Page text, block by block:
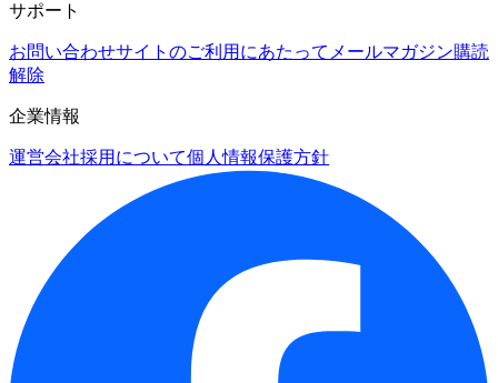
サポート
お問い合わせサイトのご利用にあたって メールマガジン購読
解除
企業情報
運営会社採用について個人情報保護方針